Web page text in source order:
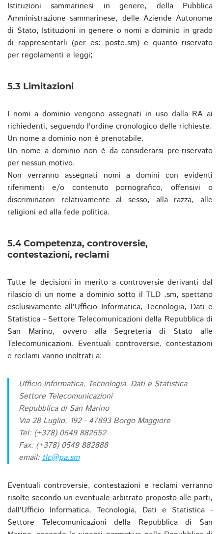
Istituzioni sammarinesi in genere, della Pubblica
Amministrazione sammarinese, delle Aziende Autonome
di Stato, Istituzioni in genere o nomi a dominio in grado
di rappresentarli (per es: poste.sm) e quanto riservato
per regolamenti e leggi;
5.3 Limitazioni
I nomi a dominio vengono assegnati in uso dalla RA ai
richiedenti, seguendo l'ordine cronologico delle richieste.
Un nome a dominio non è prenotabile.
Un nome a dominio non è da considerarsi pre-riservato
per nessun motivo.
Non verranno assegnati nomi a domini con evidenti
riferimenti e/o contenuto pornografico, offensivi o
discriminatori relativamente al sesso, alla razza, alle
religioni ed alla fede politica.
5.4 Competenza, controversie,
contestazioni, reclami
Tutte le decisioni in merito a controversie derivanti dal
rilascio di un nome a dominio sotto il TLD .sm, spettano
esclusivamente all'Ufficio Informatica, Tecnologia, Dati e
Statistica - Settore Telecomunicazioni della Repubblica di
San Marino, ovvero alla Segreteria di Stato alle
Telecomunicazioni. Eventuali controversie, contestazioni
e reclami vanno inoltrati a:
Ufficio Informatica, Tecnologia, Dati e Statistica
Settore Telecomunicazioni
Repubblica di San Marino
Via 28 Luglio, 192 - 47893 Borgo Maggiore
Tel: (+378) 0549 882552
Fax: (+378) 0549 882888
email: tlc@pa.sm
Eventuali controversie, contestazioni e reclami verranno
risolte secondo un eventuale arbitrato proposto alle parti,
dall'Ufficio Informatica, Tecnologia, Dati e Statistica -
Settore Telecomunicazioni della Repubblica di San